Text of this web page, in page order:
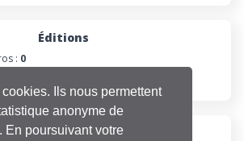
Ils nous permettent
anonyme de
En poursuivant votre
Éditions
: 0
:0
Participations